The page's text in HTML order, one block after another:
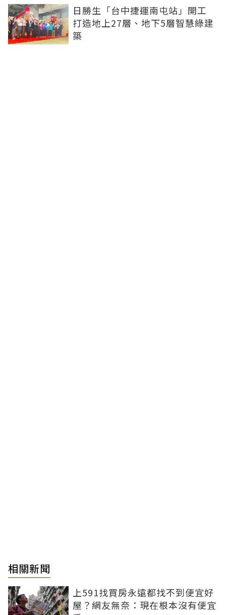
日勝生「台中捷運南屯站」開工
打造地上27層、地下5層智慧綠建
築
相關新聞
上591找買房永遠都找不到便宜好
屋？網友無奈：現在根本沒有便宜